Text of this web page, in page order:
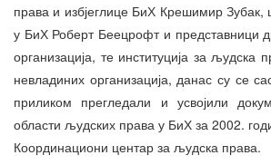
права и избјеглице БиХ Крешимир
у БиХ Роберт Беецрофт и представници
организација, те институција за
невладиних организација, данас су се
приликом прегледали и усвојили
области људских права у БиХ за 2002.
Координациони центар за људска права.